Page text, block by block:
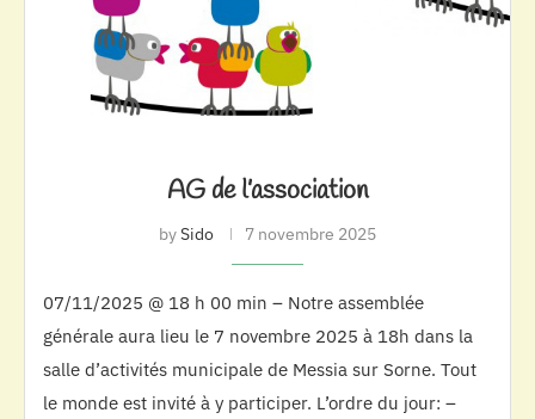
AG de l’association
bySido 7 novembre 2025
07/11/2025 @ 18 h 00 min – Notre assemblée
générale aura lieu le 7 novembre 2025 à 18h dans la
salle d’activités municipale de Messia sur Sorne. Tout
le monde est invité à y participer. L’ordre du jour: –